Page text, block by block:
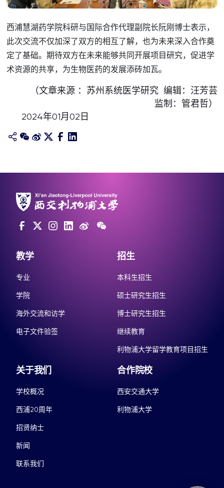
西浦慧湖药学院科研与国际合作代理副院长阮刚博士表示，
此次交流不仅加深了双方的相互了解，也为未来深入合作奠
定了基础。期待双方在未来能够共同开展项目研究，促进学
术资源的共享，为生物医药的发展添砖加瓦。
（文章来源 ：苏州系统医学研究 编辑：汪芳芸
监制：管君哲）
2024年01月02日
教学
专业
学院
海外交流和访学
电子文件验签
招生
本科生招生
硕士研究生招生
博士研究生招生
继续教育
利物浦大学留学教育项目招生
关于我们
学校概况
西浦20周年
招贤纳士
新闻
联系我们
合作院校
西安交通大学
利物浦大学